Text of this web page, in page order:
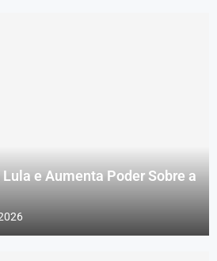
e Aumenta Poder Sobre a